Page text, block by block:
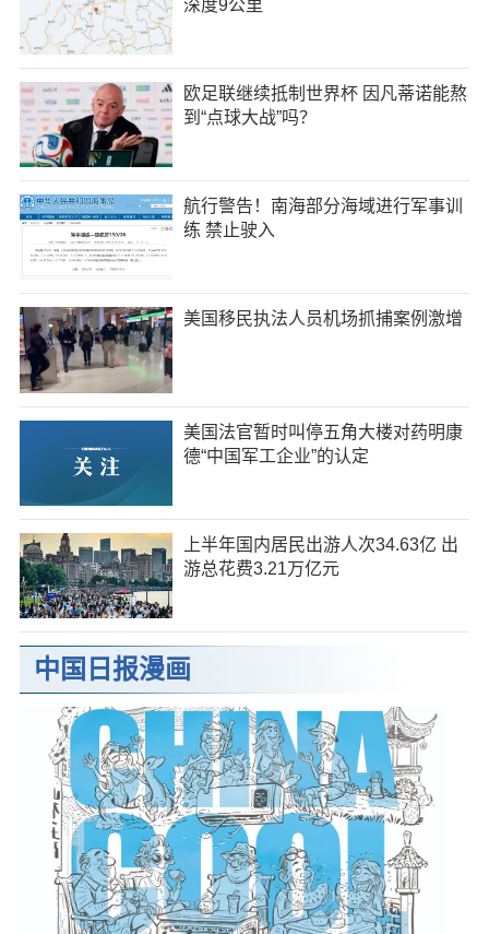
深度9公里
欧足联继续抵制世界杯 因凡蒂诺能熬
到“点球大战”吗？
航行警告！南海部分海域进行军事训
练 禁止驶入
美国移民执法人员机场抓捕案例激增
美国法官暂时叫停五角大楼对药明康
德“中国军工企业”的认定
上半年国内居民出游人次34.63亿 出
游总花费3.21万亿元
中国日报漫画